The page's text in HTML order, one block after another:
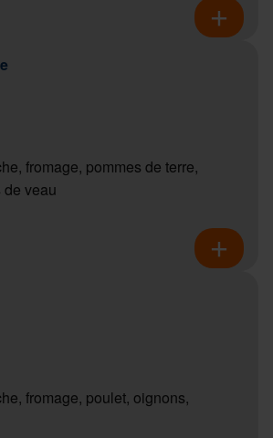
fromage, pommes de terre,
veau
fromage, poulet, oignons,